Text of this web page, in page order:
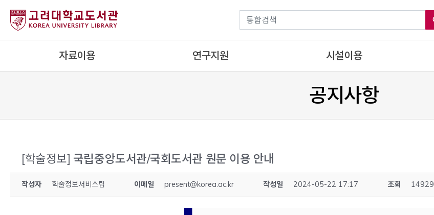
로
통합검색
자료이용 연구지원 시설이용
공지사항
[학술정보] 국립중앙도서관/국회도서관 원문 이용 안내
작성자 학술정보서비스팀 이메일 present@korea.ac.kr 작성일 2024-05-22 17:17 조회 14929